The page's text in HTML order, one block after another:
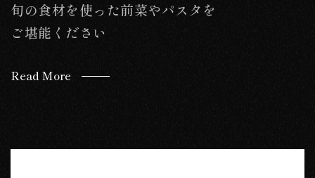
旬の食材を使った前菜やパスタを
ご堪能ください
Read More